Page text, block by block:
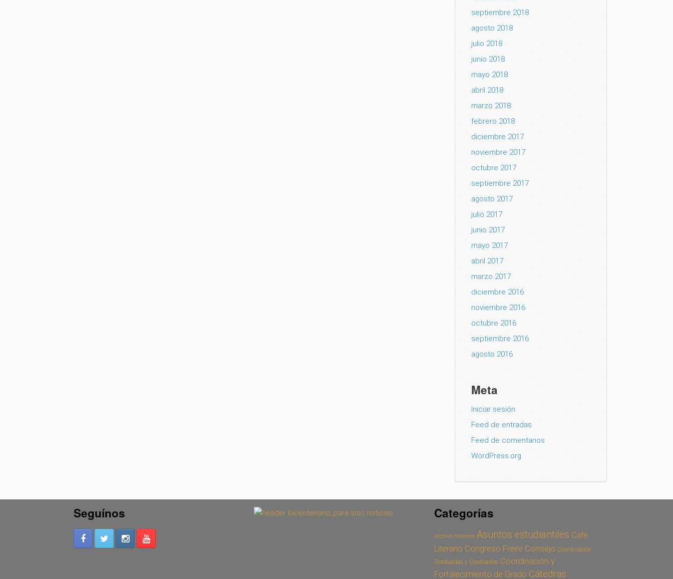
septiembre 2018
agosto 2018
julio 2018
junio 2018
mayo 2018
abril 2018
marzo 2018
febrero 2018
diciembre 2017
noviembre 2017
octubre 2017
septiembre 2017
agosto 2017
julio 2017
junio 2017
mayo 2017
abril 2017
marzo 2017
diciembre 2016
noviembre 2016
octubre 2016
septiembre 2016
agosto 2016
Meta
Iniciar sesión
Feed de entradas
Feed de comentarios
WordPress.org
Seguínos Categorías
Archivo Histórico Asuntos estudiantiles Café
Literario Congreso Freire Consejo Coordinación
Graduadas y Graduados Coordinación y
Fortalecimiento de Grado Cátedras